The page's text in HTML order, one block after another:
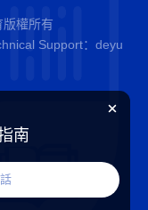
權所有
Support： deyu
南